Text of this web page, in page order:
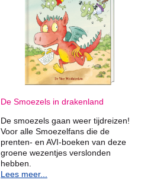
De Smoezels in drakenland
De smoezels gaan weer tijdreizen!
Voor alle Smoezelfans die de
prenten- en AVI-boeken van deze
groene wezentjes verslonden
hebben.
Lees meer...